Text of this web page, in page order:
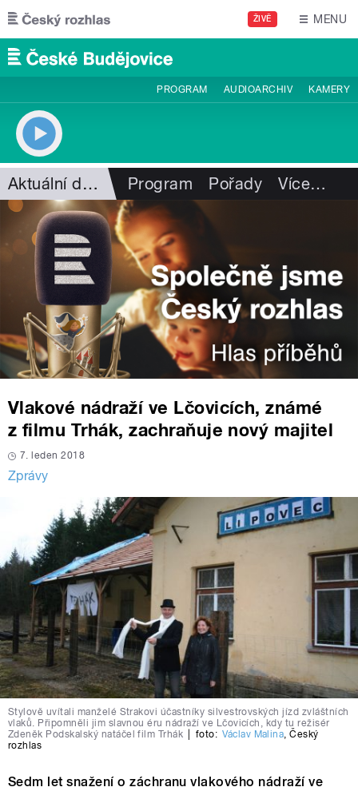
Přejít k hlavnímu obsahu
ŽIVĚ MENU
PROGRAM AUDIOARCHIV KAMERY
Aktuální dění Program Pořady Více…
Vlakové nádraží ve Lčovicích, známé
z filmu Trhák, zachraňuje nový majitel
7. leden 2018
Zprávy
Stylově uvítali manželé Strakovi účastníky silvestrovských jízd zvláštních
vlaků. Připomněli jim slavnou éru nádraží ve Lčovicích, kdy tu režisér
Zdeněk Podskalský natáčel film Trhák
foto: Václav Malina,Český
rozhlas
Sedm let snažení o záchranu vlakového nádraží ve